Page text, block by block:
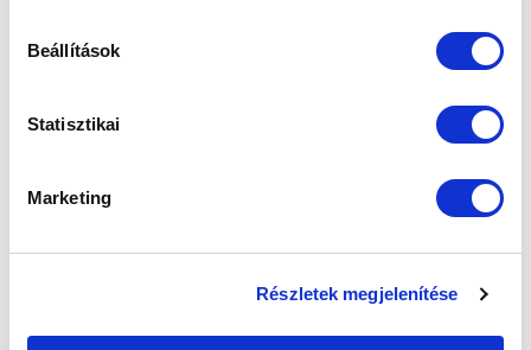
Beállítások
Statisztikai
Marketing
Részletek megjelenítése
PATAKI GEORGINÁVAL SZERZŐDÉST
A fiatal védő a jövőben is klubunkat erősíti.